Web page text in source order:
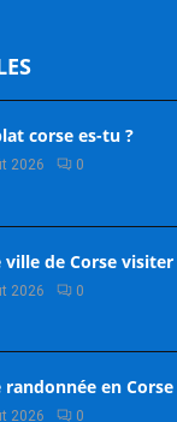
corse es-tu ?
2026 0
ville de Corse visiter
2026 0
randonnée en
2026 0